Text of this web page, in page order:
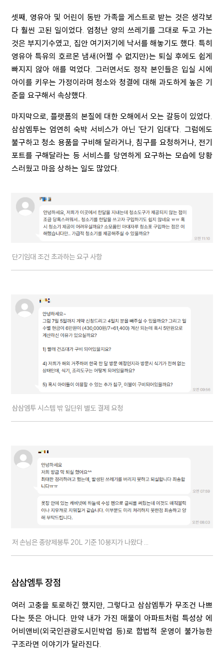
셋째, 영유아 및 어린이 동반 가족을 게스트로 받는 것은 생각보
다 훨씬 고된 일이었다. 엄청난 양의 쓰레기를 그대로 두고 가는
것은 부지기수였고, 집안 여기저기에 낙서를 해놓기도 했다. 특히
영유아 특유의 호르몬 냄새(어쩔 수 없지만)는 퇴실 후에도 쉽게
빠지지 않아 애를 먹었다. 그러면서도 정작 본인들은 입실 시에
아이를 키우는 가정이라며 청소와 청결에 대해 과도하게 높은 기
준을 요구해서 속상했다.
마지막으로, 플랫폼의 본질에 대한 오해에서 오는 갈등이 있었다.
삼삼엠투는 엄연히 숙박 서비스가 아닌 '단기 임대'다. 그럼에도
불구하고 청소 용품을 구비해 달라거나, 침구를 요청하거나, 전기
포트를 구해달라는 등 서비스를 당연하게 요구하는 모습에 당황
스러웠고 마음 상하는 일도 많았다.
단기임대 조건 초과하는 요구 사항
삼삼엠투 시스템 밖 일단위 별도 결제 요청
저 손님은 종량제봉투 20L 기준 10봉지가 나왔다 ...
삼삼엠투 장점
여러 고충을 토로하긴 했지만, 그렇다고 삼삼엠투가 무조건 나쁘
다는 뜻은 아니다. 만약 내가 가진 매물이 아파트처럼 특성상 에
어비앤비(외국인관광도시민박업 등)로 합법적 운영이 불가능한
구조라면 이야기가 달라진다.